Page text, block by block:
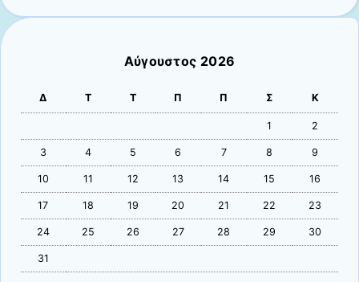
Αύγουστος 2026
Δ Τ Τ Π Π Σ Κ
1 2
3 4 5 6 7 8 9
10 11 12 13 14 15 16
17 18 19 20 21 22 23
24 25 26 27 28 29 30
31